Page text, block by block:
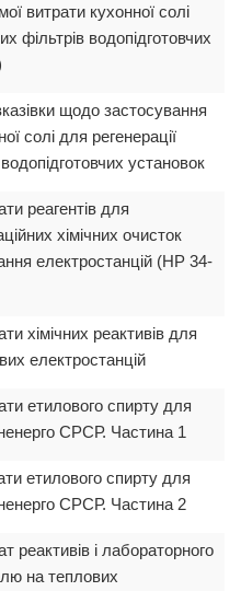
витрати кухонної солі
фільтрів водопідготовчих
щодо застосування
солі для регенерації
водопідготовчих установок
реагентів для
хімічних очисток
електростанцій (НР 34-
хімічних реактивів для
електростанцій
етилового спирту для
СРСР. Частина 1
етилового спирту для
СРСР. Частина 2
реактивів і лабораторного
на теплових